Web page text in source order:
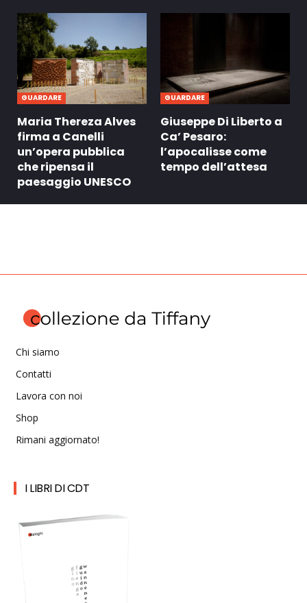
GUARDARE
Maria Thereza Alves
firma a Canelli
un’opera pubblica
che ripensa il
paesaggio UNESCO
GUARDARE
Giuseppe Di Liberto a
Ca’ Pesaro:
l’apocalisse come
tempo dell’attesa
Chi siamo
Contatti
Lavora con noi
Shop
Rimani aggiornato!
I LIBRI DI CDT